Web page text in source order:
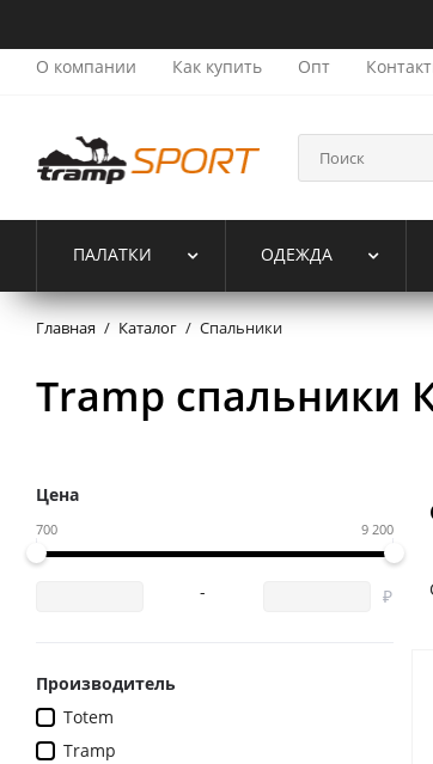
О компании
Как купить Опт
ПАЛАТКИ ОДЕЖДА
Главная / Каталог / Спальники
Tramp спальники
Цена
700 9 200
-
Производитель
Totem
Tramp